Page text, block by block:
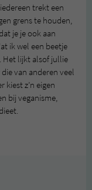
trekt een
grens te houden,
je je ook aan
ik wel een beetje
Het lijkt alsof jullie
van anderen veel
kiest z’n eigen
bij veganisme,